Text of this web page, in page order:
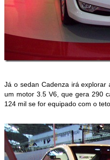
Já o sedan Cadenza irá
um motor 3.5 V6, que gera 290
124 mil se for equipado com o